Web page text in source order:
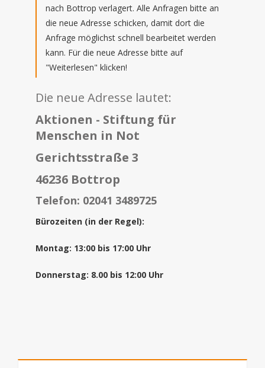
nach Bottrop verlagert. Alle Anfragen bitte an
die neue Adresse schicken, damit dort die
Anfrage möglichst schnell bearbeitet werden
kann. Für die neue Adresse bitte auf
"Weiterlesen" klicken!
Die neue Adresse lautet:
Aktionen - Stiftung für
Menschen in Not
Gerichtsstraße 3
46236 Bottrop
Telefon: 02041 3489725
Bürozeiten (in der Regel):
Montag: 13:00 bis 17:00 Uhr
Donnerstag: 8.00 bis 12:00 Uhr